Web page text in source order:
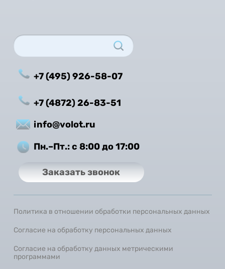
+7 (495) 926-58-07
+7 (4872) 26-83-51
info@volot.ru
Пн.–Пт.: с 8:00 до 17:00
Заказать звонок
Политика в отношении обработки персональных данных
Согласие на обработку персональных данных
Согласие на обработку данных метрическими
программами